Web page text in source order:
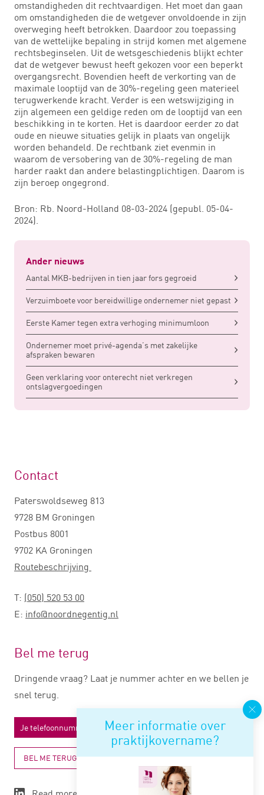
omstandigheden dit rechtvaardigen. Het moet dan gaan
om omstandigheden die de wetgever onvoldoende in zijn
overweging heeft betrokken. Daardoor zou toepassing
van de wettelijke bepaling in strijd komen met algemene
rechtsbeginselen. Uit de wetsgeschiedenis blijkt echter
dat de wetgever bewust heeft gekozen voor een beperkt
overgangsrecht. Bovendien heeft de verkorting van de
maximale looptijd van de 30%-regeling geen materieel
terugwerkende kracht. Verder is een wetswijziging in
zijn algemeen een geldige reden om de looptijd van een
beschikking in te korten. Het is daardoor eerder zo dat
oude en nieuwe situaties gelijk in plaats van ongelijk
worden behandeld. De rechtbank ziet evenmin in
waarom de versobering van de 30%-regeling de man
harder raakt dan andere belastingplichtigen. Daarom is
zijn beroep ongegrond.
Bron: Rb. Noord-Holland 08-03-2024 (gepubl. 05-04-
2024).
Ander nieuws
Aantal MKB-bedrijven in tien jaar fors gegroeid
Verzuimboete voor bereidwillige ondernemer niet gepast
Eerste Kamer tegen extra verhoging minimumloon
Ondernemer moet privé-agenda’s met zakelijke
afspraken bewaren
Geen verklaring voor onterecht niet verkregen
ontslagvergoedingen
Meer informatie over
praktijkovername?
Contact
Paterswoldseweg 813
9728 BM Groningen
Postbus 8001
9702 KA Groningen
Routebeschrijving
T: (050) 520 53 00
E: info@noordnegentig.nl
Bel me terug
Dringende vraag? Laat je nummer achter en we bellen je
snel terug.
BEL ME TERUG